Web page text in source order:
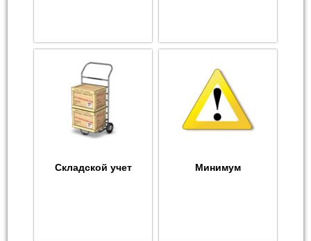
Складской учет Минимум